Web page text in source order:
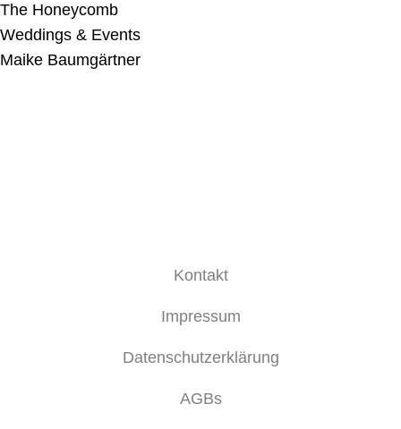
The Honeycomb
Weddings & Events
Maike Baumgärtner
Kontakt
Impressum
Datenschutzerklärung
AGBs